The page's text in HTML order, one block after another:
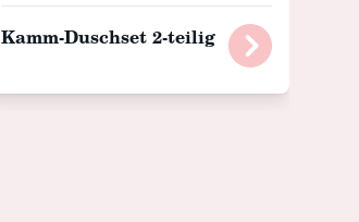
Kamm-Duschset 2-teilig